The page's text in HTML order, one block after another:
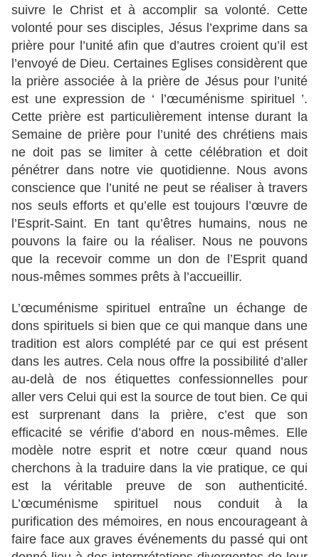
suivre le Christ et à accomplir sa volonté. Cette
volonté pour ses disciples, Jésus l’exprime dans sa
prière pour l’unité afin que d’autres croient qu’il est
l’envoyé de Dieu. Certaines Eglises considèrent que
la prière associée à la prière de Jésus pour l’unité
est une expression de ‘ l’œcuménisme spirituel ’.
Cette prière est particulièrement intense durant la
Semaine de prière pour l’unité des chrétiens mais
ne doit pas se limiter à cette célébration et doit
pénétrer dans notre vie quotidienne. Nous avons
conscience que l’unité ne peut se réaliser à travers
nos seuls efforts et qu’elle est toujours l’œuvre de
l’Esprit-Saint. En tant qu’êtres humains, nous ne
pouvons la faire ou la réaliser. Nous ne pouvons
que la recevoir comme un don de l’Esprit quand
nous-mêmes sommes prêts à l’accueillir.
L’œcuménisme spirituel entraîne un échange de
dons spirituels si bien que ce qui manque dans une
tradition est alors complété par ce qui est présent
dans les autres. Cela nous offre la possibilité d’aller
au-delà de nos étiquettes confessionnelles pour
aller vers Celui qui est la source de tout bien. Ce qui
est surprenant dans la prière, c’est que son
efficacité se vérifie d’abord en nous-mêmes. Elle
modèle notre esprit et notre cœur quand nous
cherchons à la traduire dans la vie pratique, ce qui
est la véritable preuve de son authenticité.
L’œcuménisme spirituel nous conduit à la
purification des mémoires, en nous encourageant à
faire face aux graves événements du passé qui ont